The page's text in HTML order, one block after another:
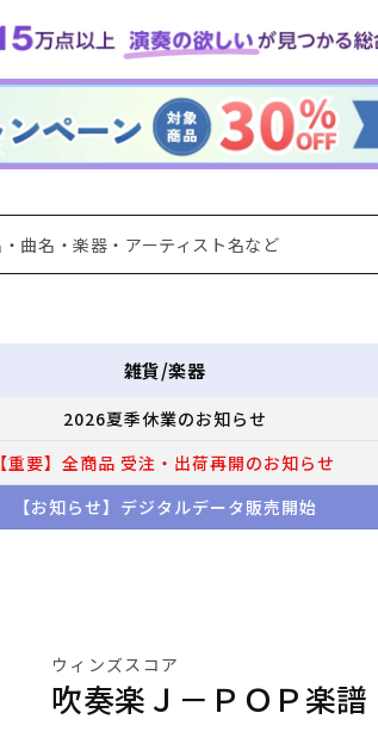
雑貨/楽器
2026夏季休業のお知らせ
【重要】全商品 受注・出荷再開のお知らせ
【お知らせ】デジタルデータ販売開始
ウィンズスコア
吹奏楽Ｊ－ＰＯＰ楽